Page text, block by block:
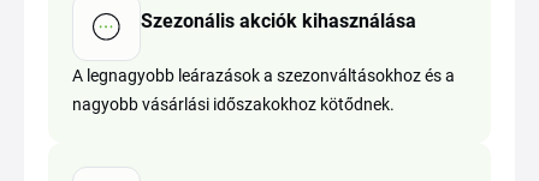
Szezonális akciók kihasználása
A legnagyobb leárazások a szezonváltásokhoz és a
nagyobb vásárlási időszakokhoz kötődnek.